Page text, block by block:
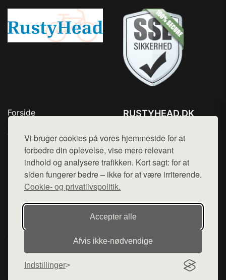
Vi bruger cookies på vores hjemmeside for at
forbedre din oplevelse, vise mere relevant
indhold og analysere trafikken. Kort sagt: for at
siden fungerer bedre – ikke for at være irriterende.
Cookie- og privatlivspolitik.
Accepter alle
Afvis ikke‑nødvendige
Indstillinger
Forside
Top Rabatter
Kontakt
RUSTYHEAD.DK
Mail: hej@want.dk
Cookie- og privatlivspolitik
Denne side er en del af want.dk, der udgiver en række
hjemmesider med præsentation af forskellige produkter fra
diverse webshops. Der sælges ikke varer fra denne side - vi
varerne på lager.